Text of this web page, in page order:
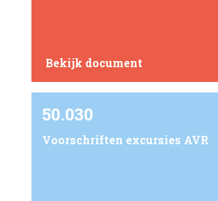
Bekijk document
50.030
Voorschriften excursies AVR